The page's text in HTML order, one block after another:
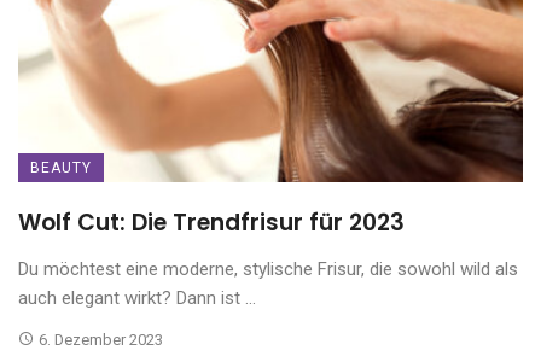
BEAUTY
Wolf Cut: Die Trendfrisur für 2023
Du möchtest eine moderne, stylische Frisur, die sowohl wild als
auch elegant wirkt? Dann ist ...
6. Dezember 2023